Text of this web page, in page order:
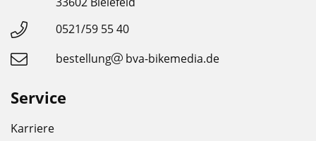
0521/59 55 40
bestellung
bva-bikemedia.de
Service
Karriere